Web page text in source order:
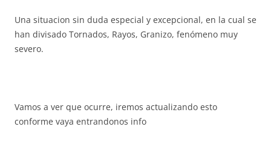
Una situacion sin duda especial y excepcional, en la cual se
han divisado Tornados, Rayos, Granizo, fenómeno muy
severo.
Vamos a ver que ocurre, iremos actualizando esto
conforme vaya entrandonos info